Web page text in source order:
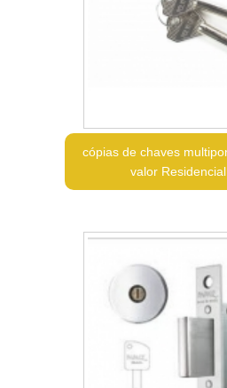
cópias de chaves
valor